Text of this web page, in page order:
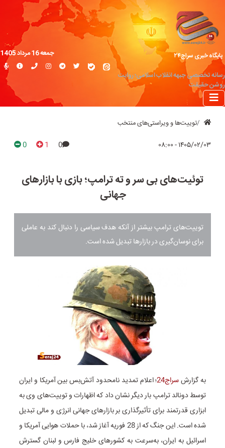
پایگاه خبری سراج۲۴
رسانه تخصصی جبهه انقلاب اسلامی؛ روایت
روشن حقیقت
جمعه 16 مرداد 1405
توییت‌ها و ویراستی‌های منتخب
۱۴۰۵/۰۲/۰۳ - ۰۸:۰۰ 0
1
0
توئیت‌های بی سر و ته ترامپ؛ بازی با بازارهای
جهانی
توییت‌های ترامپ بیشتر از آنکه هدف سیاسی را دنبال کند به عاملی
برای نوسان‌گیری در بازارها تبدیل شده است.
به گزارشسراج24
؛ اعلام تمدید نامحدود آتش‌بس بین آمریکا و ایران
توسط دونالد ترامپ بار دیگر نشان داد که اظهارات و توییت‌های وی به
ابزاری قدرتمند برای تأثیرگذاری بر بازارهای جهانی انرژی و مالی تبدیل
شده است. این جنگ که از 28 فوریه آغاز شد، با حملات هوایی آمریکا و
اسرائیل به ایران، به‌سرعت به کشورهای خلیج فارس و لبنان گسترش